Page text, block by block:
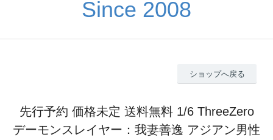
Since 2008
ショップへ戻る
先行予約 価格未定 送料無料 1/6 ThreeZero
デーモンスレイヤー：我妻善逸 アジアン男性